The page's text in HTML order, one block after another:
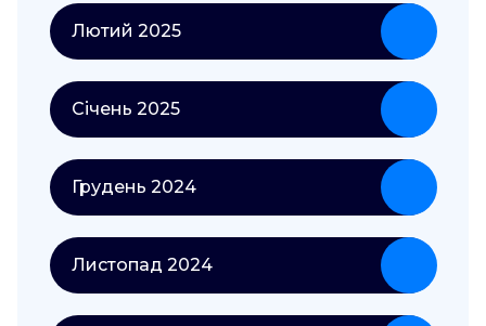
Лютий 2025
Січень 2025
Грудень 2024
Листопад 2024